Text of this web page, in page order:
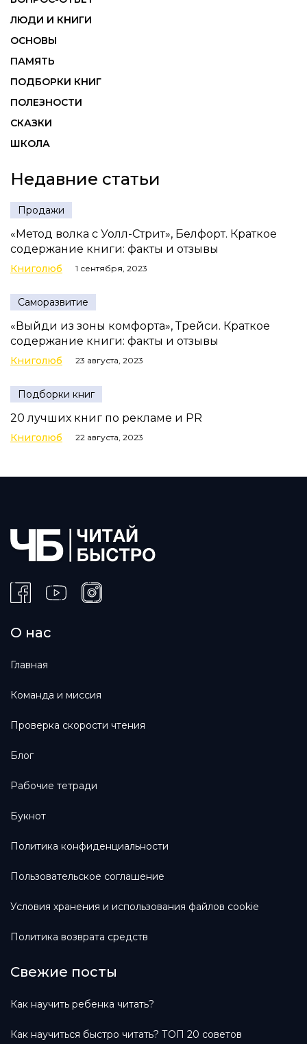
ЛЮДИ И КНИГИ
ОСНОВЫ
ПАМЯТЬ
ПОДБОРКИ КНИГ
ПОЛЕЗНОСТИ
СКАЗКИ
ШКОЛА
Недавние статьи
Продажи
«Метод волка с Уолл-Стрит», Белфорт. Краткое
содержание книги: факты и отзывы
Книголюб 1 сентября, 2023
Саморазвитие
«Выйди из зоны комфорта», Трейси. Краткое
содержание книги: факты и отзывы
Книголюб 23 августа, 2023
Подборки книг
20 лучших книг по рекламе и PR
Книголюб 22 августа, 2023
О нас
Главная
Команда и миссия
Проверка скорости чтения
Блог
Рабочие тетради
Букнот
Политика конфиденциальности
Пользовательское соглашение
Условия хранения и использования файлов cookie
Политика возврата средств
Свежие посты
Как научить ребенка читать?
Как научиться быстро читать? ТОП 20 советов